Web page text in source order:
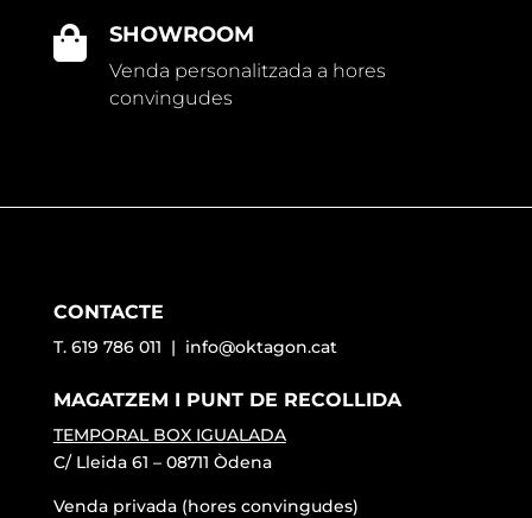
 SHOWROOM
Venda personalitzada a hores
convingudes
CONTACTE
T. 619 786 011 | info@oktagon.cat
MAGATZEM I PUNT DE RECOLLIDA
TEMPORAL BOX IGUALADA
C/ Lleida 61 – 08711 Òdena
Venda privada (hores convingudes)